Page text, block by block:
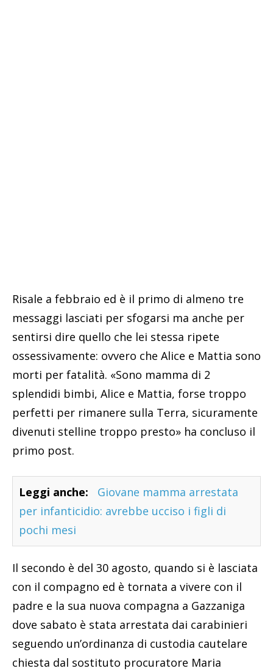
Risale a febbraio ed è il primo di almeno tre
messaggi lasciati per sfogarsi ma anche per
sentirsi dire quello che lei stessa ripete
ossessivamente: ovvero che Alice e Mattia sono
morti per fatalità. «Sono mamma di 2
splendidi bimbi, Alice e Mattia, forse troppo
perfetti per rimanere sulla Terra, sicuramente
divenuti stelline troppo presto» ha concluso il
primo post.
Leggi anche:
Giovane mamma arrestata
per infanticidio: avrebbe ucciso i figli di
pochi mesi
Il secondo è del 30 agosto, quando si è lasciata
con il compagno ed è tornata a vivere con il
padre e la sua nuova compagna a Gazzaniga
dove sabato è stata arrestata dai carabinieri
seguendo un’ordinanza di custodia cautelare
chiesta dal sostituto procuratore Maria